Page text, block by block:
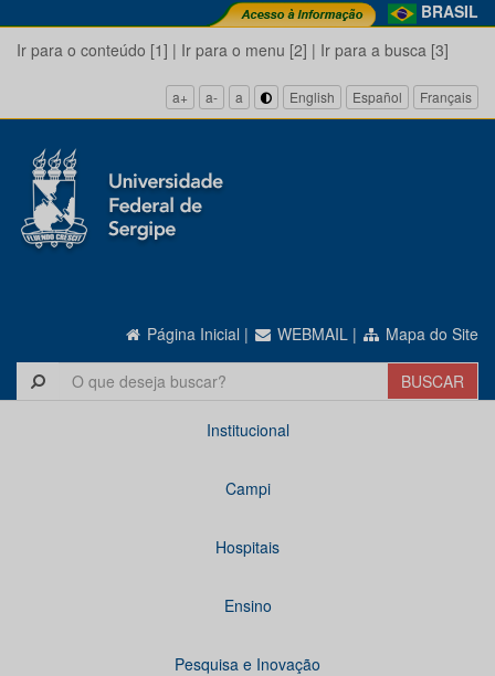
BRASIL
Ir para o conteúdo [1] | Ir para o menu [2] | Ir para a busca [3]
a+ a- a English Español Français
Página Inicial | WEBMAIL | Mapa do Site
Institucional
Campi
Hospitais
Ensino
Pesquisa e Inovação